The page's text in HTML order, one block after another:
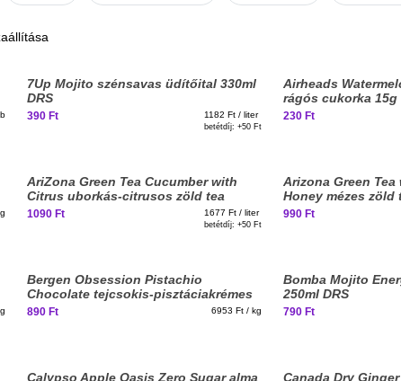
7Up Mojito szénsavas üdítőital 330ml
DRS
390 Ft 1182 Ft / liter
betétdíj: +50 Ft
Airheads
rágós cukorka 15g
230 Ft
AriZona Green Tea Cucumber with
Citrus uborkás-citrusos zöld tea
650ml DRS
1090 Ft 1677 Ft / liter
betétdíj: +50 Ft
Arizona Green
Honey mézes zöld
990 Ft
Bergen Obsession Pistachio
Chocolate tejcsokis-pisztáciakrémes
sütemény 128g
890 Ft 6953 Ft / kg
Bomba Mojito
250ml DRS
790 Ft
Calypso Apple Oasis Zero Sugar alma
Canada Dry